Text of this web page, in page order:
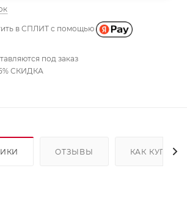
в СПЛИТ с помощью
под заказ
СКИДКА
ОТЗЫВЫ КАК КУПИТЬ